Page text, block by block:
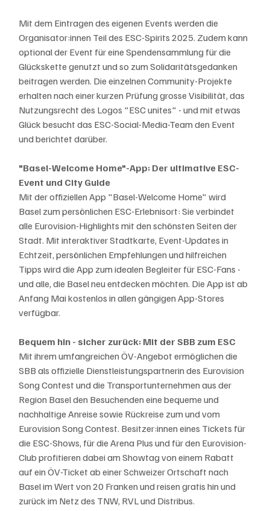
Mit dem Eintragen des eigenen Events werden die
Organisator:innen Teil des ESC-Spirits 2025. Zudem kann
optional der Event für eine Spendensammlung für die
Glückskette genutzt und so zum Solidaritätsgedanken
beitragen werden. Die einzelnen Community-Projekte
erhalten nach einer kurzen Prüfung grosse Visibilität, das
Nutzungsrecht des Logos "ESC unites" - und mit etwas
Glück besucht das ESC-Social-Media-Team den Event
und berichtet darüber.
"Basel-Welcome Home"-App: Der ultimative ESC-
Event und City Guide
Mit der offiziellen App "Basel-Welcome Home" wird
Basel zum persönlichen ESC-Erlebnisort: Sie verbindet
alle Eurovision-Highlights mit den schönsten Seiten der
Stadt. Mit interaktiver Stadtkarte, Event-Updates in
Echtzeit, persönlichen Empfehlungen und hilfreichen
Tipps wird die App zum idealen Begleiter für ESC-Fans -
und alle, die Basel neu entdecken möchten. Die App ist ab
Anfang Mai kostenlos in allen gängigen App-Stores
verfügbar.
Bequem hin - sicher zurück: Mit der SBB zum ESC
Mit ihrem umfangreichen ÖV-Angebot ermöglichen die
SBB als offizielle Dienstleistungspartnerin des Eurovision
Song Contest und die Transportunternehmen aus der
Region Basel den Besuchenden eine bequeme und
nachhaltige Anreise sowie Rückreise zum und vom
Eurovision Song Contest. Besitzer:innen eines Tickets für
die ESC-Shows, für die Arena Plus und für den Eurovision-
Club profitieren dabei am Showtag von einem Rabatt
auf ein ÖV-Ticket ab einer Schweizer Ortschaft nach
Basel im Wert von 20 Franken und reisen gratis hin und
zurück im Netz des TNW, RVL und Distribus.